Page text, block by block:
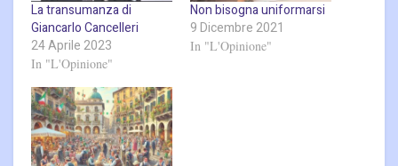
La transumanza di
Giancarlo Cancelleri
24 Aprile 2023
In "L'Opinione"
Non bisogna uniformarsi
9 Dicembre 2021
In "L'Opinione"